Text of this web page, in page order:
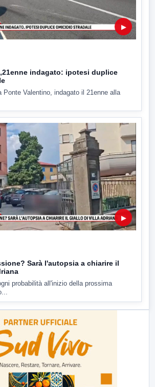
▶
indagato: ipotesi duplice
Ponte Valentino, indagato il 21enne alla
▶
Sarà l'autopsia a chiarire il
probabilità all'inizio della prossima